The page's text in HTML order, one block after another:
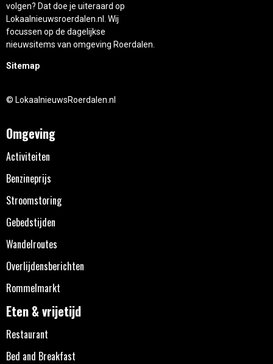
volgen? Dat doe je uiteraard op
Lokaalnieuwsroerdalen.nl. Wij
focussen op de dagelijkse
nieuwsitems van omgeving Roerdalen.
Sitemap
© LokaalnieuwsRoerdalen.nl
Omgeving
Activiteiten
Benzineprijs
Stroomstoring
Gebedstijden
Wandelroutes
Overlijdensberichten
Rommelmarkt
Eten & vrijetijd
Restaurant
Bed and Breakfast